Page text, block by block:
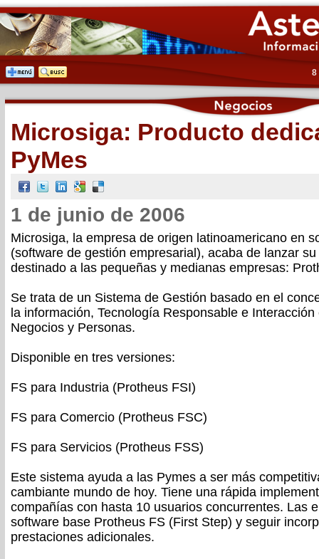
8
Microsiga: Producto
PyMes
1 de junio de 2006
Microsiga, la empresa de origen latinoamericano en
(software de gestión empresarial), acaba de lanzar
destinado a las pequeñas y medianas empresas:
Se trata de un Sistema de Gestión basado en el
la información, Tecnología Responsable e
Negocios y Personas.
Disponible en tres versiones:
FS para Industria (Protheus FSI)
FS para Comercio (Protheus FSC)
FS para Servicios (Protheus FSS)
Este sistema ayuda a las Pymes a ser más
cambiante mundo de hoy. Tiene una rápida
compañías con hasta 10 usuarios concurrentes. Las
software base Protheus FS (First Step) y seguir
prestaciones adicionales.